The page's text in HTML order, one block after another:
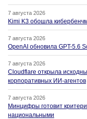
7 августа 2026
Kimi K3 обошла
7 августа 2026
OpenAI обновила GPT-5.6
7 августа 2026
Cloudflare открыла
корпоративных ИИ-агентов
7 августа 2026
Минцифры готовит
национальными